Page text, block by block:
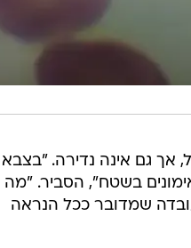
אך גם אינה נדירה. "בצבא
בשטח", הסביר. "מה
שמדובר ככל הנראה